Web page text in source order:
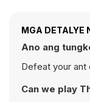
MGA DETALYE
Ano ang
Defeat your ant
Can we play